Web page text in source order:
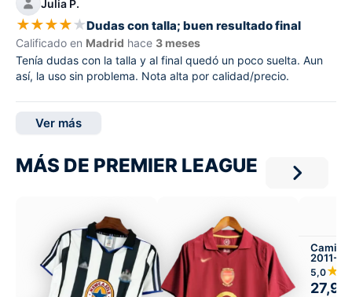
Julia P.
★★★★★Dudas con talla; buen resultado final
Calificado en Madrid hace 3 meses
Tenía dudas con la talla y al final quedó un poco suelta. Aun
así, la uso sin problema. Nota alta por calidad/precio.
Ver más
MÁS DE PREMIER LEAGUE
2011-
5,0
27,99